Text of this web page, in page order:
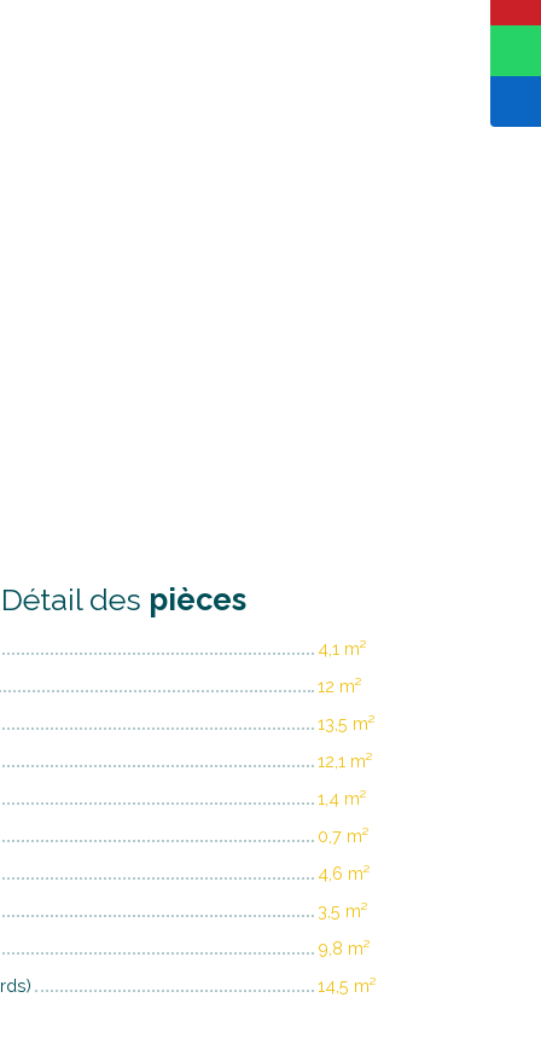
Détail des pièces
4,1 m²
12 m²
13,5 m²
12,1 m²
1,4 m²
0,7 m²
4,6 m²
3,5 m²
9,8 m²
14,5 m²